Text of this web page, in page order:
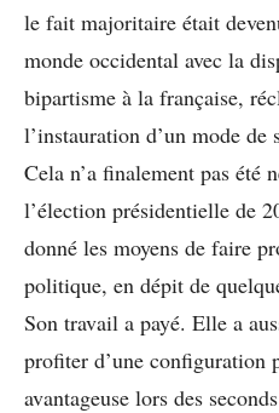
le fait majoritaire était
monde occidental avec la
bipartisme à la française,
l’instauration d’un mode
Cela n’a finalement pas été
l’élection présidentielle de
donné les moyens de faire
politique, en dépit de
Son travail a payé. Elle a
profiter d’une configuration
avantageuse lors des